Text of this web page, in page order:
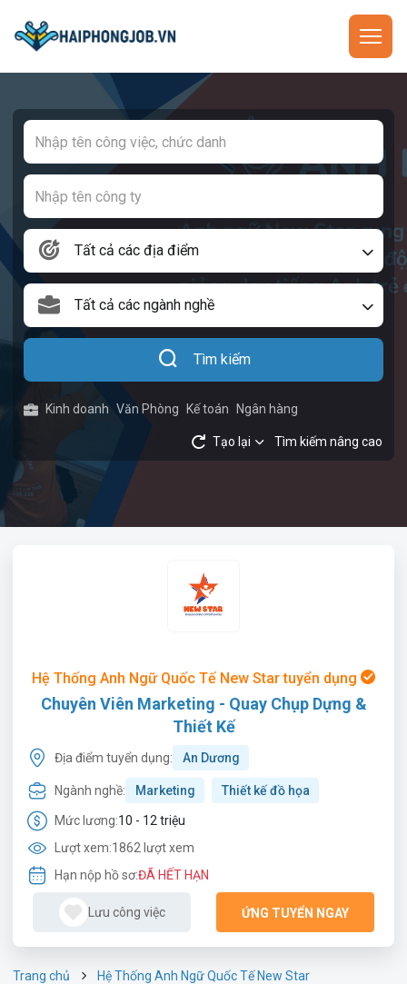
Tất cả các địa điểm
Tất cả các ngành nghề
Tìm kiếm
Kinh doanh Văn Phòng Kế toán Ngân hàng
Tạo lại Tìm kiếm nâng cao
Hệ Thống Anh Ngữ Quốc Tế New Star tuyển dụng
Chuyên Viên Marketing - Quay Chụp Dựng &
Thiết Kế
Địa điểm tuyển dụng: An Dương
Ngành nghề: Marketing Thiết kế đồ họa
Mức lương:10 - 12 triệu
Lượt xem:1862 lượt xem
Hạn nộp hồ sơ:ĐÃ HẾT HẠN
Lưu công việc ỨNG TUYỂN NGAY
Trang chủ
Hệ Thống Anh Ngữ Quốc Tế New Star